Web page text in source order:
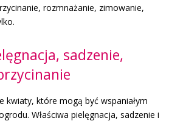
rozmnażanie, zimowanie,
sadzenie,
kwiaty, które mogą być wspaniałym
Właściwa pielęgnacja, sadzenie i